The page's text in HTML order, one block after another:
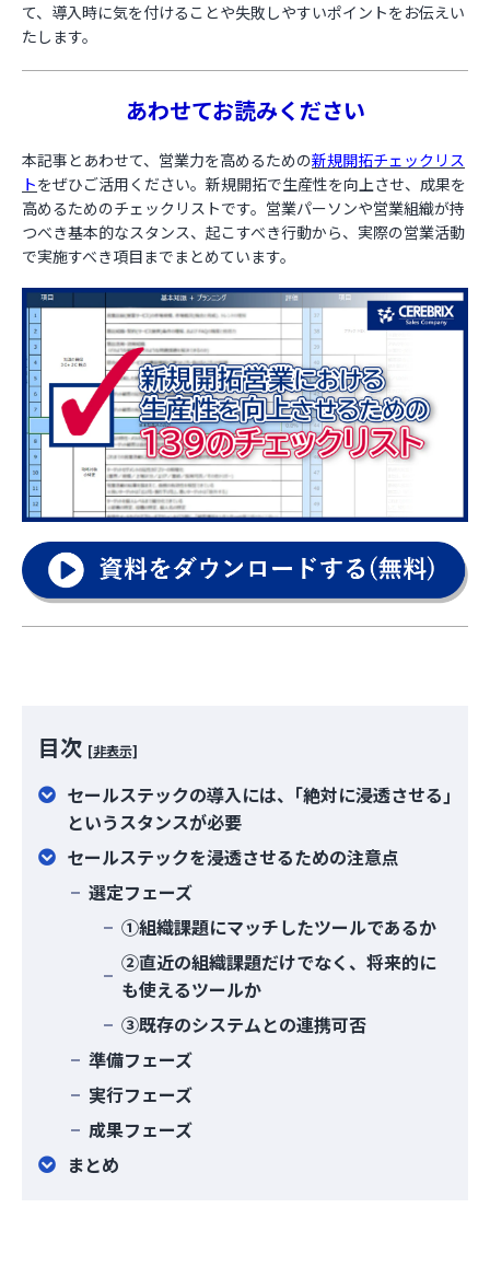
て、導入時に気を付けることや失敗しやすいポイントをお伝えい
たします。
あわせてお読みください
本記事とあわせて、営業力を高めるための新規開拓チェックリス
トをぜひご活用ください。新規開拓で生産性を向上させ、成果を
高めるためのチェックリストです。営業パーソンや営業組織が持
つべき基本的なスタンス、起こすべき行動から、実際の営業活動
で実施すべき項目までまとめています。
目次 [非表示]
セールステックの導入には、｢絶対に浸透させる｣
というスタンスが必要
セールステックを浸透させるための注意点
選定フェーズ
①組織課題にマッチしたツールであるか
②直近の組織課題だけでなく、将来的に
も使えるツールか
③既存のシステムとの連携可否
準備フェーズ
実行フェーズ
成果フェーズ
まとめ